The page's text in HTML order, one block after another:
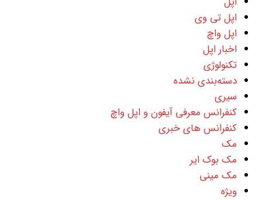
اپل تی وی
اپل واچ
اخبار اپل
تکنولوژی
دسته‌بندی نشده
سیری
کنفرانس معرفی آیفون و اپل واچ
کنفرانس های خبری
مک
مک بوک ایر
مک مینی
ویژه